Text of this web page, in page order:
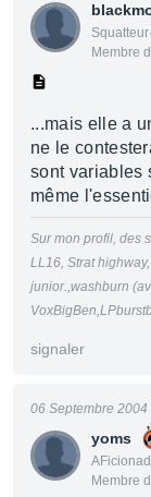
Membre
...mais elle a
ne le
sont variables
même
Sur mon profil, des
LL16, Strat
junior.,washburn
signaler
yoms
Membre
06 Septembre 2004